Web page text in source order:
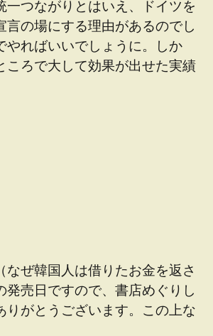
一つながりとはいえ、ドイツを
言の場にする理由があるのでし
やればいいでしょうに。しか
ころで大して効果が出せた実績
なぜ韓国人は借りたお金を返さ
発売日ですので、書店めぐりし
りがとうございます。この上な